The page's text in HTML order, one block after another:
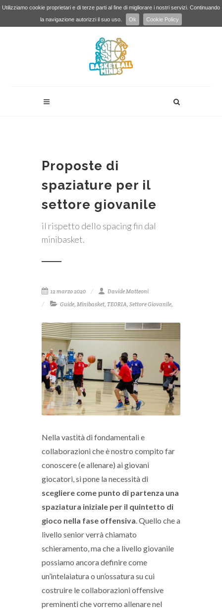
Utilizziamo cookie proprietari e di terze parti al fine di migliorare i nostri servizi. Continuando
la navigazione autorizzi il suo uso.
Ok Cookie Policy
Proposte di
spaziature per il
settore giovanile
il rispetto dello spacing fin dal
minibasket.
12 marzo 2020
Davide Matteoni
Guide, Minibasket, TEORIA, Settore Giovanile,
Nella vastità di fondamentali e
collaborazioni che è nostro compito far
conoscere (e allenare) ai giovani
giocatori, si pone la necessità di
scegliere come punto di partenza una
spaziatura iniziale per il quintetto di
gioco nella fase offensiva . Quello che a
livello senior verrà chiamato
schieramento, ma che a livello giovanile
possiamo ancora definire come
un’intelaiatura o un’ossatura su cui
costruire le collaborazioni offensive
preminenti che vorremo allenare nel